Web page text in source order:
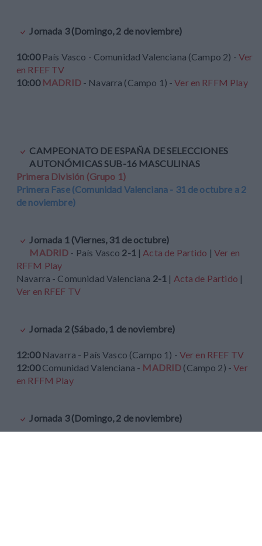
Jornada 3 (Domingo, 2 de noviembre)
10:00 País Vasco - Comunidad Valenciana (Campo 2) - Ver
en RFEF TV
10:00 MADRID - Navarra (Campo 1) -Ver en RFFM Play
CAMPEONATO DE ESPAÑA DE SELECCIONES
AUTONÓMICAS SUB-16 MASCULINAS
Primera División (Grupo 1)
Primera Fase (Comunidad Valenciana - 31 de octubre a 2
de noviembre)
Jornada 1 (Viernes, 31 de octubre)
MADRID - País Vasco 2-1| Acta de Partido |Ver en
RFFM Play
Navarra - Comunidad Valenciana 2-1 | Acta de Partido |
Ver en RFEF TV
Jornada 2 (Sábado, 1 de noviembre)
12:00 Navarra - País Vasco (Campo 1) - Ver en RFEF TV
12:00Comunidad Valenciana - MADRID (Campo 2) -Ver
en RFFM Play
Jornada 3 (Domingo, 2 de noviembre)